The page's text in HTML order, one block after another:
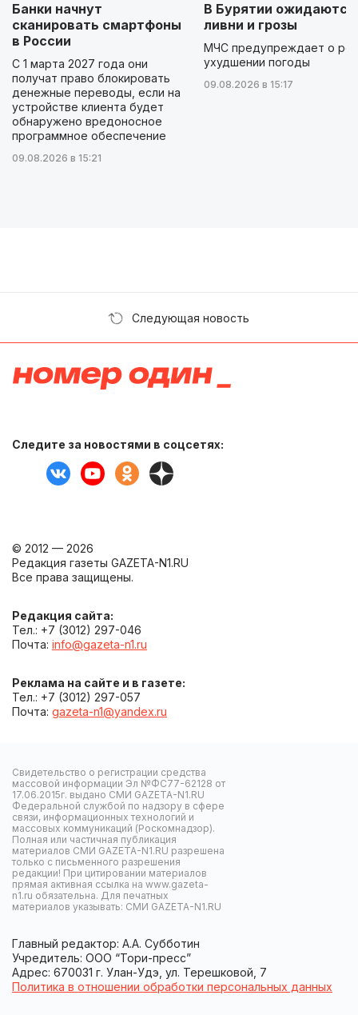
Банки начнут
сканировать смартфоны
в России
С 1 марта 2027 года они
получат право блокировать
денежные переводы, если на
устройстве клиента будет
обнаружено вредоносное
программное обеспечение
09.08.2026 в 15:21
В Бурятии ожидаются
ливни и грозы
МЧС предупреждает о
ухудшении погоды
09.08.2026 в 15:17
Следующая новость
Следите за новостями в соцсетях:
© 2012 — 2026
Редакция газеты GAZETA-N1.RU
Все права защищены.
Редакция сайта:
Тел.: +7 (3012) 297-046
Почта: info@gazeta-n1.ru
Реклама на сайте и в газете:
Тел.: +7 (3012) 297-057
Почта: gazeta-n1@yandex.ru
Свидетельство о регистрации средства
массовой информации Эл №ФС77-62128 от
17.06.2015г. выдано СМИ GAZETA-N1.RU
Федеральной службой по надзору в сфере
связи, информационных технологий и
массовых коммуникаций (Роскомнадзор).
Полная или частичная публикация
материалов СМИ GAZETA-N1.RU разрешена
только с письменного разрешения
редакции! При цитировании материалов
прямая активная ссылка на www.gazeta-
n1.ru обязательна. Для печатных
материалов указывать: СМИ GAZETA-N1.RU
Главный редактор: А.А. Субботин
Учредитель: ООО “Тори-пресс”
Адрес: 670031 г. Улан-Удэ, ул. Терешковой, 7
Политика в отношении обработки персональных данных